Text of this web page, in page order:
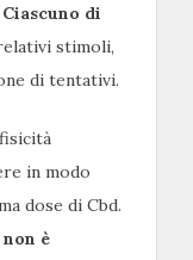
Ciascuno di
stimoli,
di tentativi.
in modo
dose di Cbd.
è